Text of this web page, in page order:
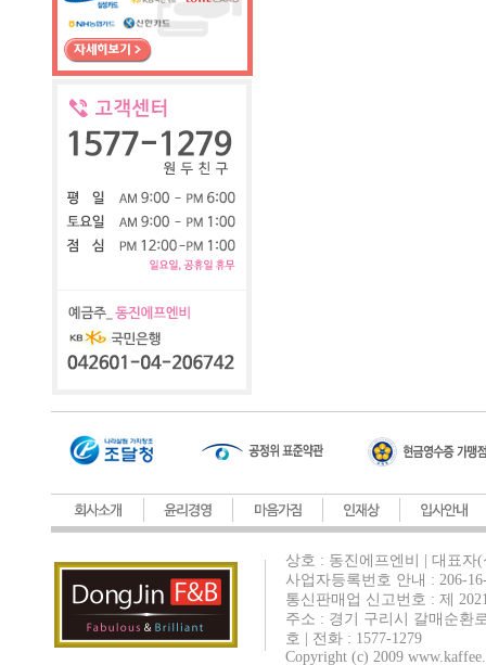
상호 : 동진에프엔비 | 대표
사업자등록번호 안내 : 206-
통신판매업 신고번호 : 제
주소 : 경기 구리시 갈매순환
호 | 전화 : 1577-1279
Copyright (c) 2009